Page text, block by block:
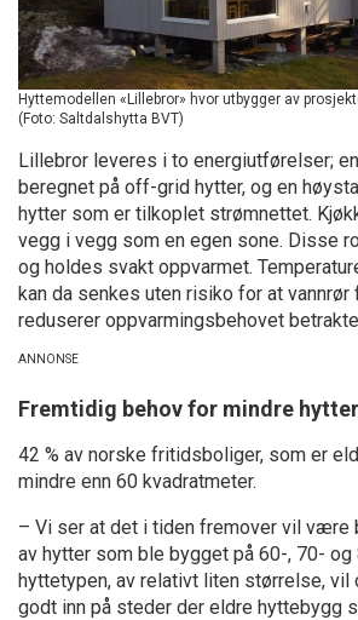
Hyttemodellen «Lillebror» hvor utbygger av
(Foto: Saltdalshytta BVT)
Lillebror leveres i to energiutførelser;
beregnet på off-grid hytter, og en
hytter som er tilkoplet strømnettet.
vegg i vegg som en egen sone. Disse
og holdes svakt oppvarmet.
kan da senkes uten risiko for at vannrør
reduserer oppvarmingsbehovet
Fremtidig behov for mindre hytter
42 % av norske fritidsboliger, som er
mindre enn 60 kvadratmeter.
– Vi ser at det i tiden fremover vil være
av hytter som ble bygget på 60-, 70- og
hyttetypen, av relativt liten størrelse, vil
godt inn på steder der eldre hyttebygg